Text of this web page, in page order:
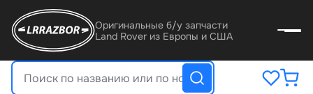
Оригинальные б/у запчасти
Land Rover из Европы и США